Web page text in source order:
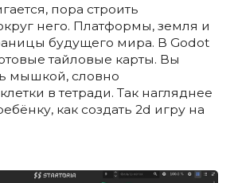
пора строить
него. Платформы, земля и
будущего мира. В Godot
тайловые карты. Вы
мышкой, словно
в тетради. Так нагляднее
как создать 2d игру на